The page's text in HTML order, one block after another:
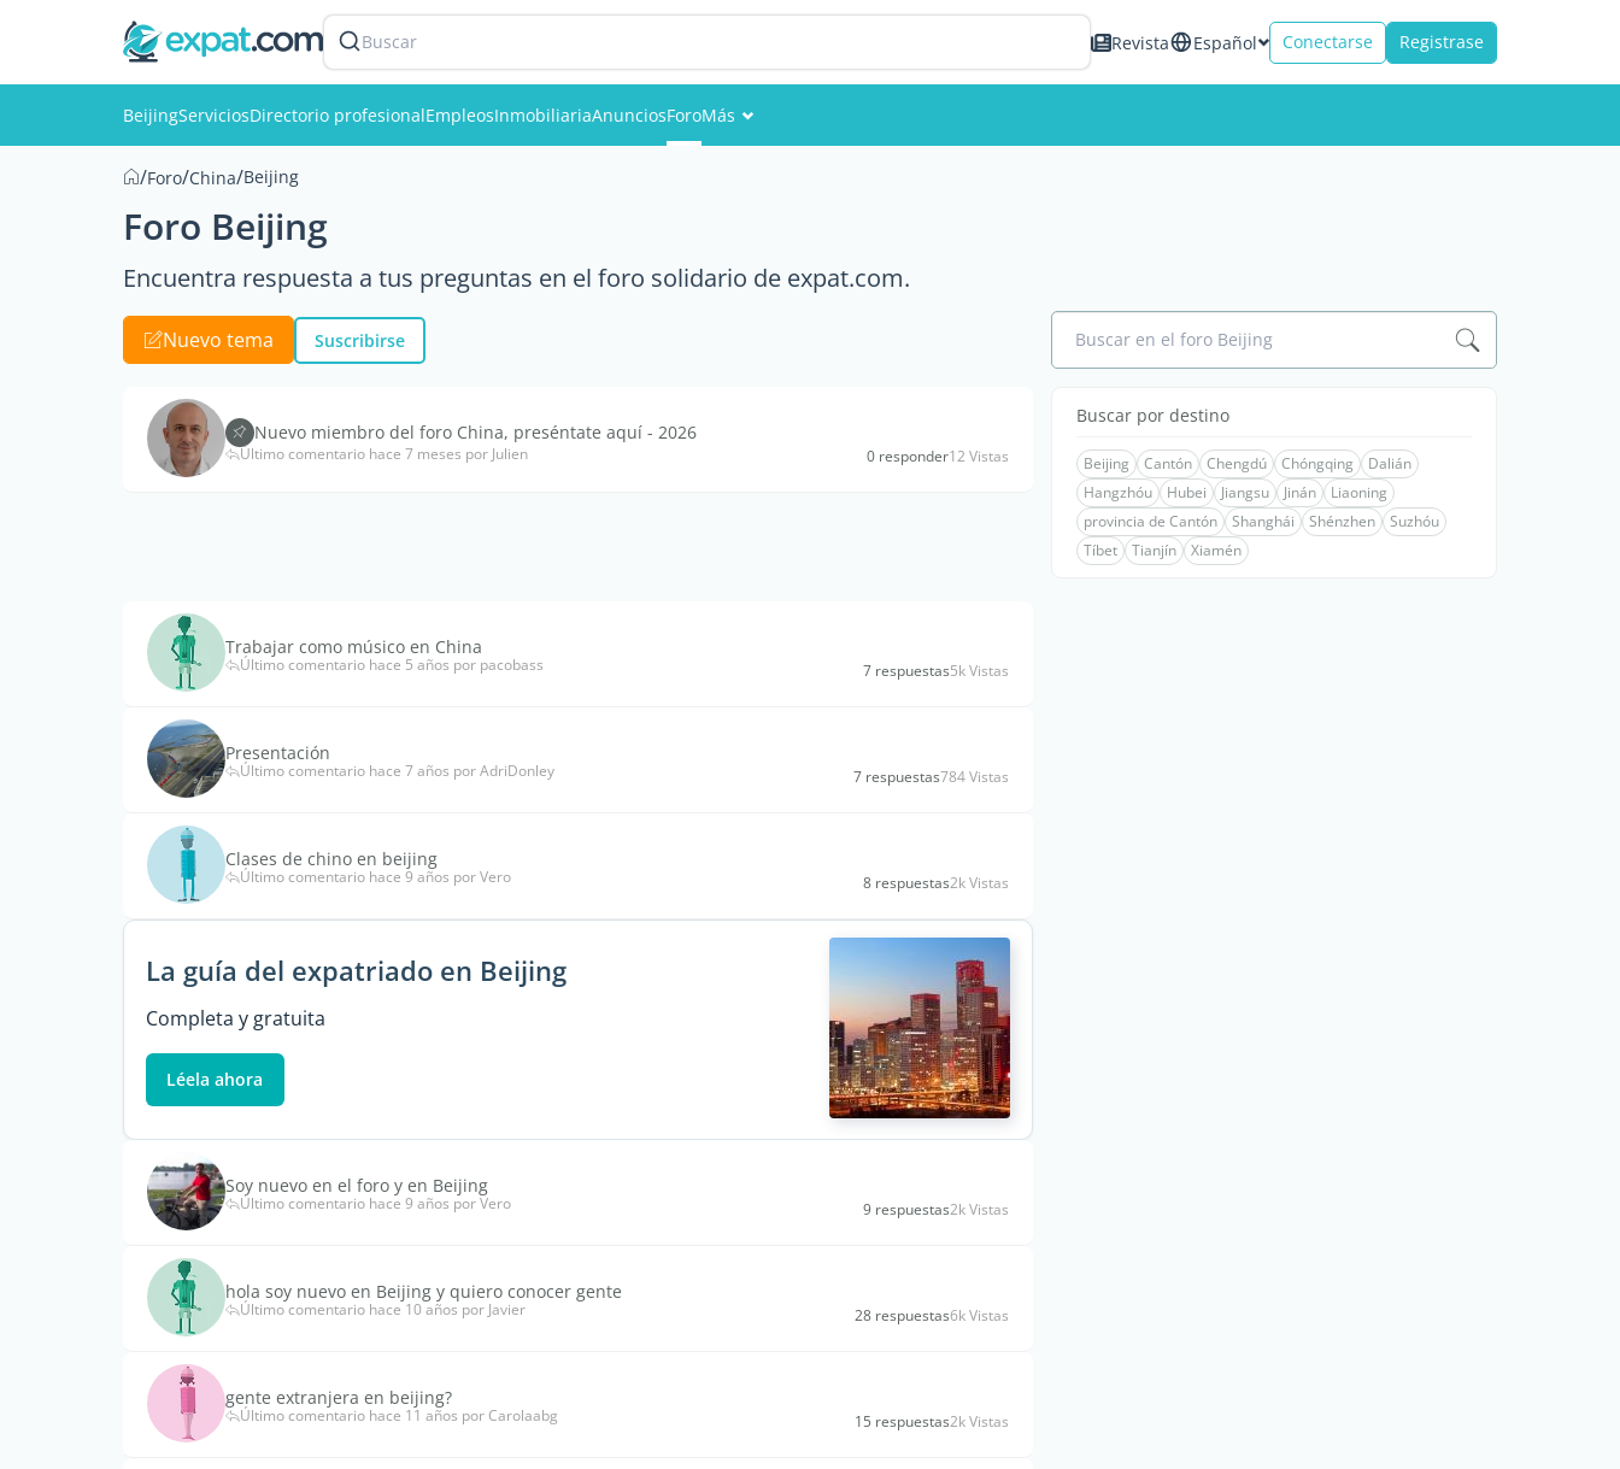
Buscar Revista Español Conectarse Registrase
BeijingServiciosDirectorio profesionalEmpleosInmobiliariaAnunciosForoMás
Fotos
/Foro/China/Beijing
Foro Beijing
Encuentra respuesta a tus preguntas en el foro solidario de expat.com.
Nuevo tema Suscribirse Buscar en el foro Beijing
Nuevo miembro del foro China, preséntate aquí - 2026
Último comentario hace 7 meses por Julien 0 responder12 Vistas
Trabajar como músico en China
Último comentario hace 5 años por pacobass 7 respuestas5k Vistas
Presentación
Último comentario hace 7 años por AdriDonley 7 respuestas784 Vistas
Clases de chino en beijing
Último comentario hace 9 años por Vero 8 respuestas2k Vistas
La guía del expatriado en Beijing
Completa y gratuita
Léela ahora
Soy nuevo en el foro y en Beijing
Último comentario hace 9 años por Vero 9 respuestas2k Vistas
hola soy nuevo en Beijing y quiero conocer gente
Último comentario hace 10 años por Javier 28 respuestas6k Vistas
gente extranjera en beijing?
Último comentario hace 11 años por Carolaabg 15 respuestas2k Vistas
Buscar por destino
Beijing Cantón Chengdú Chóngqing
Dalián
Hangzhóu
Hubei Jiangsu Jinán
Liaoning
provincia de Cantón
Shanghái Shénzhen
Suzhóu
Tíbet
Tianjín Xiamén